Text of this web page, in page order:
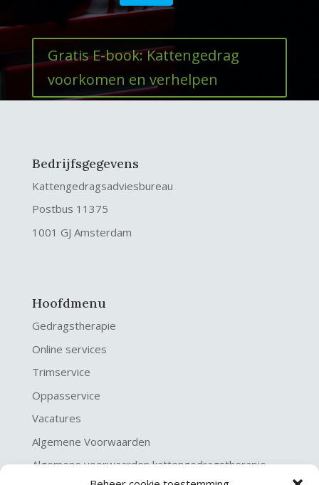
Gratis E-book: Kattengedrag
voorkomen en verhelpen
Bedrijfsgegevens
Kattengedragsadviesbureau
Postbus 11375
1001 GJ Amsterdam
Hoofdmenu
Gedragstherapie
Online services
Trimservice
Oppasservice
Vacatures
Algemene Voorwaarden
Algemene voorwaarden kattengedragstherapie